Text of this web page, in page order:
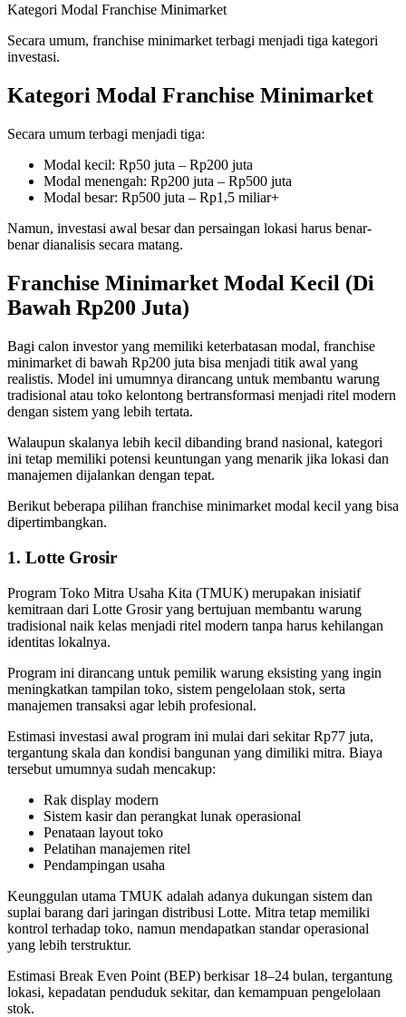
Kategori Modal Franchise Minimarket
Secara umum, franchise minimarket terbagi menjadi tiga kategori
investasi.
Kategori Modal Franchise Minimarket
Secara umum terbagi menjadi tiga:
Modal kecil: Rp50 juta – Rp200 juta
Modal menengah: Rp200 juta – Rp500 juta
Modal besar: Rp500 juta – Rp1,5 miliar+
Namun, investasi awal besar dan persaingan lokasi harus benar-
benar dianalisis secara matang.
Franchise Minimarket Modal Kecil (Di
Bawah Rp200 Juta)
Bagi calon investor yang memiliki keterbatasan modal, franchise
minimarket di bawah Rp200 juta bisa menjadi titik awal yang
realistis. Model ini umumnya dirancang untuk membantu warung
tradisional atau toko kelontong bertransformasi menjadi ritel modern
dengan sistem yang lebih tertata.
Walaupun skalanya lebih kecil dibanding brand nasional, kategori
ini tetap memiliki potensi keuntungan yang menarik jika lokasi dan
manajemen dijalankan dengan tepat.
Berikut beberapa pilihan franchise minimarket modal kecil yang bisa
dipertimbangkan.
1. Lotte Grosir
Program Toko Mitra Usaha Kita (TMUK) merupakan inisiatif
kemitraan dari Lotte Grosir yang bertujuan membantu warung
tradisional naik kelas menjadi ritel modern tanpa harus kehilangan
identitas lokalnya.
Program ini dirancang untuk pemilik warung eksisting yang ingin
meningkatkan tampilan toko, sistem pengelolaan stok, serta
manajemen transaksi agar lebih profesional.
Estimasi investasi awal program ini mulai dari sekitar Rp77 juta,
tergantung skala dan kondisi bangunan yang dimiliki mitra. Biaya
tersebut umumnya sudah mencakup:
Rak display modern
Sistem kasir dan perangkat lunak operasional
Penataan layout toko
Pelatihan manajemen ritel
Pendampingan usaha
Keunggulan utama TMUK adalah adanya dukungan sistem dan
suplai barang dari jaringan distribusi Lotte. Mitra tetap memiliki
kontrol terhadap toko, namun mendapatkan standar operasional
yang lebih terstruktur.
Estimasi Break Even Point (BEP) berkisar 18–24 bulan, tergantung
lokasi, kepadatan penduduk sekitar, dan kemampuan pengelolaan
stok.